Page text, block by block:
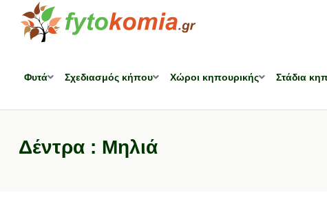
Φυτά Σχεδιασμός κήπου Χώροι κηπουρικής Στάδια
Δέντρα : Μηλιά